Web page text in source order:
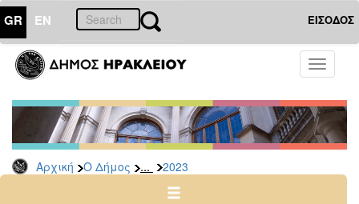
GR EN ΕΙΣΟΔΟΣ
Toggle
Αρχική Ο Δήμος ... 2023
ΔΗΜΟΣ
Δελτία
Τύπου
Αρχείο
2026